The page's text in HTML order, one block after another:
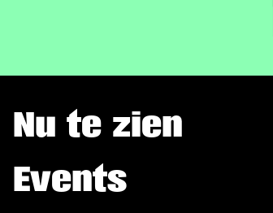
Nu te zien
Events